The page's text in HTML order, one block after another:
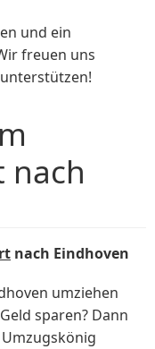
und ein
freuen uns
nach
nach Eindhoven
umziehen
sparen? Dann